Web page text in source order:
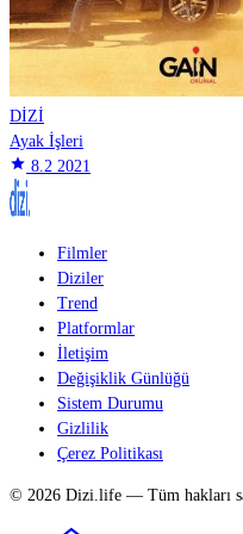
DİZİ
Ayak İşleri
star 8.2 2021
Filmler
Diziler
Trend
Platformlar
İletişim
Değişiklik Günlüğü
Sistem Durumu
Gizlilik
Çerez Politikası
© 2026 Dizi.life — Tüm hakları